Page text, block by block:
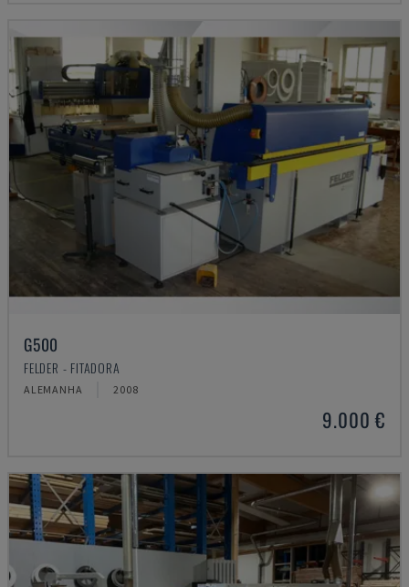
G500
FELDER - FITADORA
ALEMANHA 2008
9.000 €